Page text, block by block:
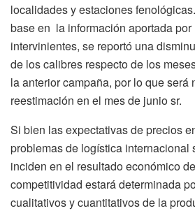
localidades y estaciones
base en la información aportada por
intervinientes, se reportó una
de los calibres respecto de los
la anterior campaña, por lo que será
reestimación en el mes de junio sr.
Si bien las expectativas de precios
problemas de logística internacional
inciden en el resultado económico
competitividad estará determinada
cualitativos y cuantitativos de la